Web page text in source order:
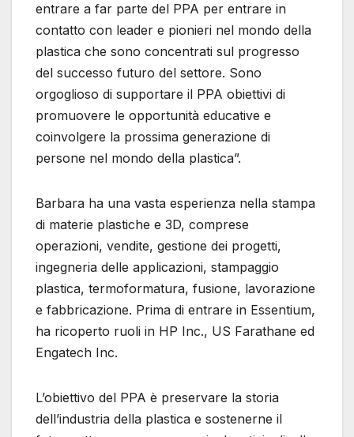
entrare a far parte del PPA per entrare in
contatto con leader e pionieri nel mondo della
plastica che sono concentrati sul progresso
del successo futuro del settore. Sono
orgoglioso di supportare il PPA obiettivi di
promuovere le opportunità educative e
coinvolgere la prossima generazione di
persone nel mondo della plastica”.
Barbara ha una vasta esperienza nella stampa
di materie plastiche e 3D, comprese
operazioni, vendite, gestione dei progetti,
ingegneria delle applicazioni, stampaggio
plastica, termoformatura, fusione, lavorazione
e fabbricazione. Prima di entrare in Essentium,
ha ricoperto ruoli in HP Inc., US Farathane ed
Engatech Inc.
L’obiettivo del PPA è preservare la storia
dell’industria della plastica e sostenerne il